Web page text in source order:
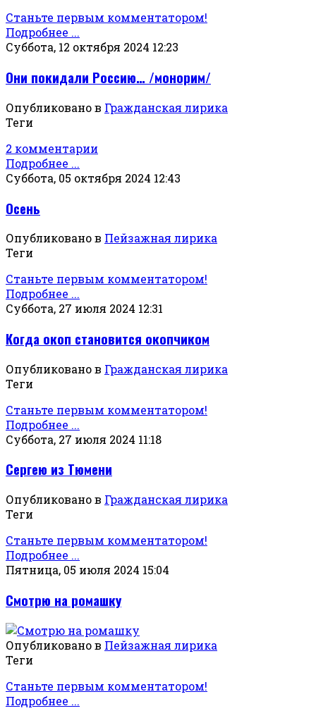
Станьте первым комментатором!
Подробнее ...
Суббота, 12 октября 2024 12:23
Они покидали Россию… /монорим/
Опубликовано в Гражданская лирика
Теги
2 комментарии
Подробнее ...
Суббота, 05 октября 2024 12:43
Осень
Опубликовано в Пейзажная лирика
Теги
Станьте первым комментатором!
Подробнее ...
Суббота, 27 июля 2024 12:31
Когда окоп становится окопчиком
Опубликовано в Гражданская лирика
Теги
Станьте первым комментатором!
Подробнее ...
Суббота, 27 июля 2024 11:18
Сергею из Тюмени
Опубликовано в Гражданская лирика
Теги
Станьте первым комментатором!
Подробнее ...
Пятница, 05 июля 2024 15:04
Смотрю на ромашку
Опубликовано в Пейзажная лирика
Теги
Станьте первым комментатором!
Подробнее ...